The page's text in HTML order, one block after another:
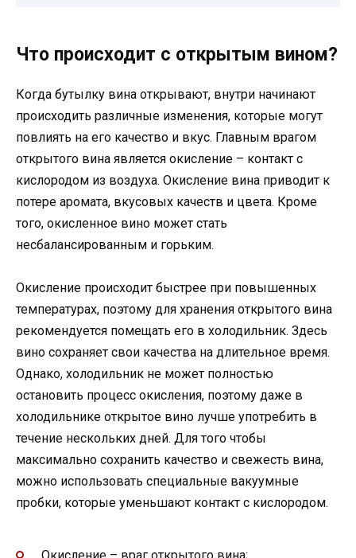
Что происходит с открытым вином?
Когда бутылку вина открывают, внутри начинают
происходить различные изменения, которые могут
повлиять на его качество и вкус. Главным врагом
открытого вина является окисление – контакт с
кислородом из воздуха. Окисление вина приводит к
потере аромата, вкусовых качеств и цвета. Кроме
того, окисленное вино может стать
несбалансированным и горьким.
Окисление происходит быстрее при повышенных
температурах, поэтому для хранения открытого вина
рекомендуется помещать его в холодильник. Здесь
вино сохраняет свои качества на длительное время.
Однако, холодильник не может полностью
остановить процесс окисления, поэтому даже в
холодильнике открытое вино лучше употребить в
течение нескольких дней. Для того чтобы
максимально сохранить качество и свежесть вина,
можно использовать специальные вакуумные
пробки, которые уменьшают контакт с кислородом.
Окисление – враг открытого вина;